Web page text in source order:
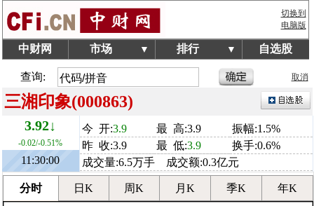
切换到
电脑版
中财网 市场 ▼ 排行 ▼ 自选股
查询: 取消
三湘印象(000863)
3.92↓
-0.02/-0.51%
11:30:00
今 开:3.9 最 高:3.9
振幅:1.5%
昨 收:3.9
最 低:3.9
换手:0.6%
成交量:6.5万手 成交额:0.3亿元
分时 日K 周K 月K 季K 年K